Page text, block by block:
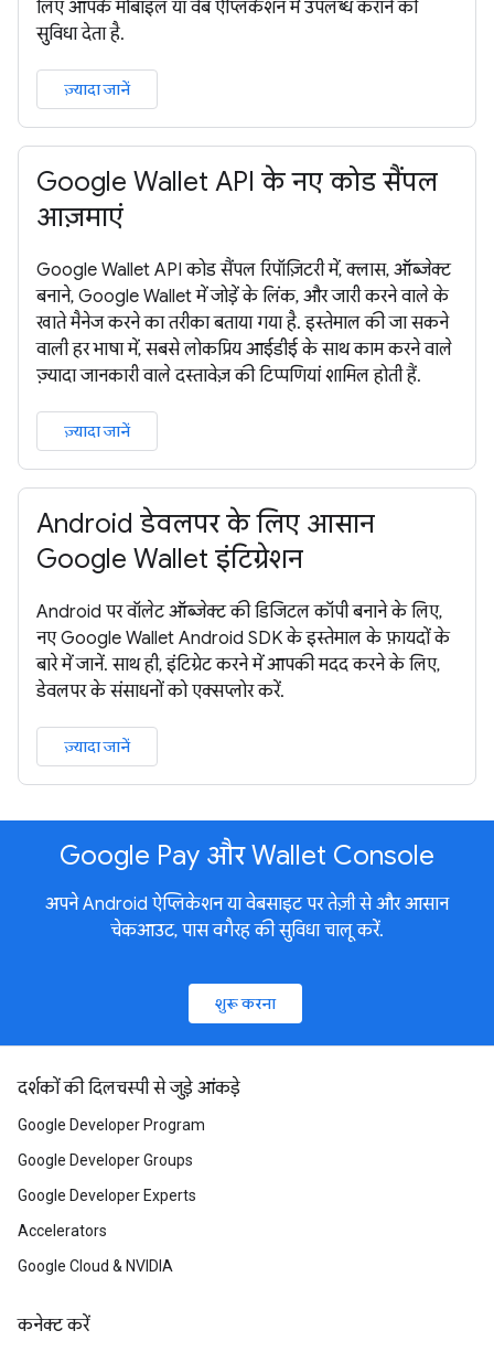
लिए आपके मोबाइल या वेब ऐप्लिकेशन में उपलब्ध कराने की
सुविधा देता है.
ज़्यादा जानें
Google Wallet API के नए कोड सैंपल
आज़माएं
Google Wallet API कोड सैंपल रिपॉज़िटरी में, क्लास, ऑब्जेक्ट
बनाने, Google Wallet में जोड़ें के लिंक, और जारी करने वाले के
खाते मैनेज करने का तरीका बताया गया है. इस्तेमाल की जा सकने
वाली हर भाषा में, सबसे लोकप्रिय आईडीई के साथ काम करने वाले
ज़्यादा जानकारी वाले दस्तावेज़ की टिप्पणियां शामिल होती हैं.
ज़्यादा जानें
Android डेवलपर के लिए आसान
Google Wallet इंटिग्रेशन
Android पर वॉलेट ऑब्जेक्ट की डिजिटल कॉपी बनाने के लिए,
नए Google Wallet Android SDK के इस्तेमाल के फ़ायदों के
बारे में जानें. साथ ही, इंटिग्रेट करने में आपकी मदद करने के लिए,
डेवलपर के संसाधनों को एक्सप्लोर करें.
ज़्यादा जानें
Google Pay और Wallet Console
अपने Android ऐप्लिकेशन या वेबसाइट पर तेज़ी से और आसान
चेकआउट, पास वगैरह की सुविधा चालू करें.
शुरू करना
दर्शकों की दिलचस्पी से जुड़े आंकड़े
Google Developer Program
Google Developer Groups
Google Developer Experts
Accelerators
Google Cloud & NVIDIA
कनेक्ट करें